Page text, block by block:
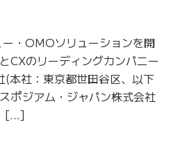
・OMOソリューションを開
CXのリーディングカンパニー
(本社：東京都世田谷区、以下
ポジアム・ジャパン株式会社
[…]